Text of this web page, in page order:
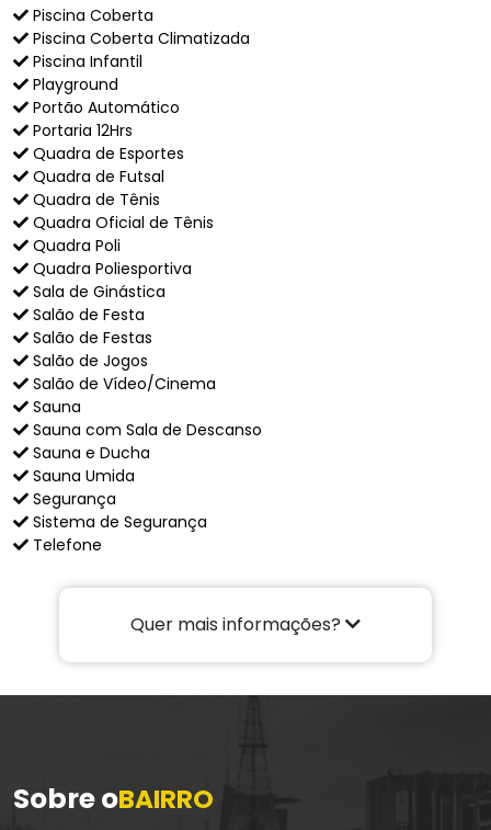
Piscina Coberta
Piscina Coberta Climatizada
Piscina Infantil
Playground
Portão Automático
Portaria 12Hrs
Quadra de Esportes
Quadra de Futsal
Quadra de Tênis
Quadra Oficial de Tênis
Quadra Poli
Quadra Poliesportiva
Sala de Ginástica
Salão de Festa
Salão de Festas
Salão de Jogos
Salão de Vídeo/Cinema
Sauna
Sauna com Sala de Descanso
Sauna e Ducha
Sauna Umida
Segurança
Sistema de Segurança
Telefone
Quer mais informações?
Sobre oBAIRRO